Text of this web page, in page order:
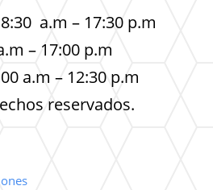
a.m – 17:30 p.m
– 17:00 p.m
a.m – 12:30 p.m
reservados.